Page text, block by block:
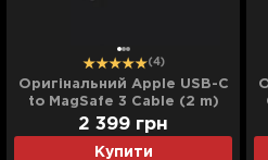
(4)
Оригінальний Apple USB-C
to MagSafe 3 Cable (2 m)
(MLYV3) (White)
Купити
2 399 грн